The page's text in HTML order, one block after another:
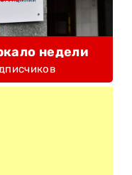
недели